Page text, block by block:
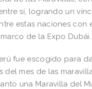
sí, logrando un
estas naciones con
de la Expo Dubái.
fue escogido para
del mes de las
una Maravilla del